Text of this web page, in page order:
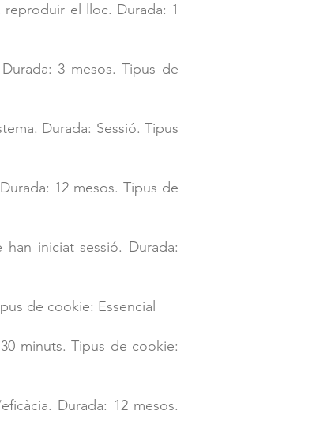
el lloc. Durada: 1
3 mesos. Tipus de
Durada: Sessió. Tipus
12 mesos. Tipus de
iniciat sessió. Durada:
de cookie: Essencial
minuts. Tipus de cookie:
Durada: 12 mesos.